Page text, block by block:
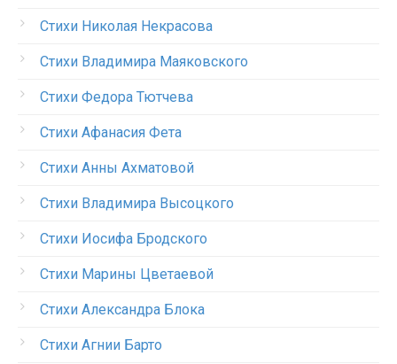
Стихи Николая Некрасова
Стихи Владимира Маяковского
Стихи Федора Тютчева
Стихи Афанасия Фета
Стихи Анны Ахматовой
Стихи Владимира Высоцкого
Стихи Иосифа Бродского
Стихи Марины Цветаевой
Стихи Александра Блока
Стихи Агнии Барто